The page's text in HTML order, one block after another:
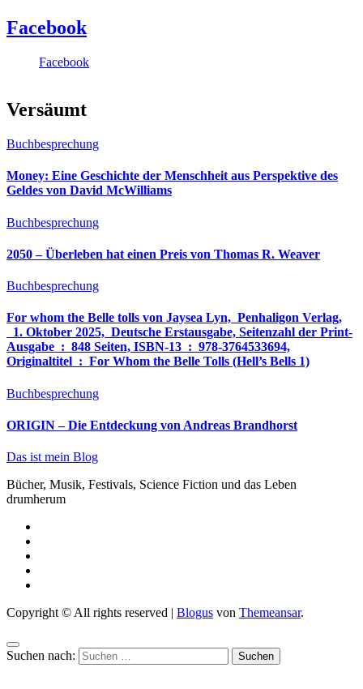
Facebook
Facebook
Versäumt
Buchbesprechung
Money: Eine Geschichte der Menschheit aus Perspektive des
Geldes von David McWilliams
Buchbesprechung
2050 – Überleben hat einen Preis von Thomas R. Weaver
Buchbesprechung
For whom the Belle tolls von Jaysea Lyn, ‎ Penhaligon Verlag,
‎ 1. Oktober 2025, ‎ Deutsche Erstausgabe, Seitenzahl der Print-
Ausgabe ‏ : ‎ 848 Seiten, ISBN-13 ‏ : ‎ 978-3764533694,
Originaltitel ‏ : ‎ For Whom the Belle Tolls (Hell’s Bells 1)
Buchbesprechung
ORIGIN – Die Entdeckung von Andreas Brandhorst
Das ist mein Blog
Bücher, Musik, Festivals, Science Fiction und das Leben
drumherum
Copyright © All rights reserved | Blogus von Themeansar.
Suchen nach: